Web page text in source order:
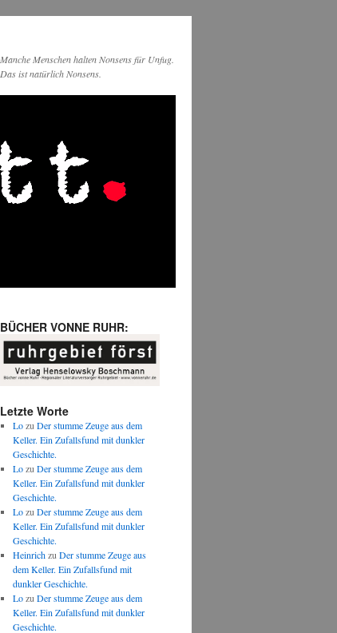
Manche Menschen halten Nonsens für Unfug.
Das ist natürlich Nonsens.
BÜCHER VONNE RUHR:
Letzte Worte
LozuDer stumme Zeuge aus dem
Keller. Ein Zufallsfund mit dunkler
Geschichte.
LozuDer stumme Zeuge aus dem
Keller. Ein Zufallsfund mit dunkler
Geschichte.
LozuDer stumme Zeuge aus dem
Keller. Ein Zufallsfund mit dunkler
Geschichte.
HeinrichzuDer stumme Zeuge aus
dem Keller. Ein Zufallsfund mit
dunkler Geschichte.
LozuDer stumme Zeuge aus dem
Keller. Ein Zufallsfund mit dunkler
Geschichte.